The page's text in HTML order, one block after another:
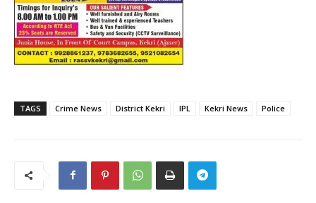
TAGS Crime News District Kekri IPL Kekri News Police